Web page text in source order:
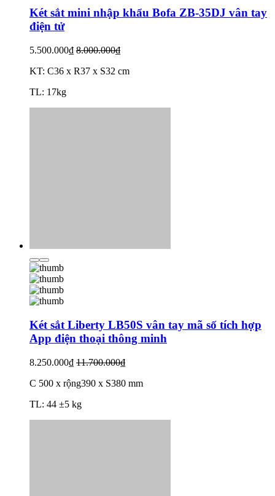
Két sắt mini nhập khẩu Bofa ZB-35DJ vân tay
điện tử
5.500.000₫ 8.000.000₫
KT: C36 x R37 x S32 cm
TL: 17kg
Két sắt Liberty LB50S vân tay mã số tích hợp
App điện thoại thông minh
8.250.000₫ 11.700.000₫
C 500 x rộng390 x S380 mm
TL: 44 ±5 kg